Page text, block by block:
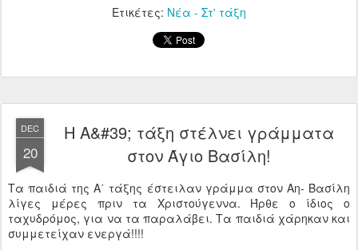
Ετικέτες: Νέα - Στ' τάξη
DEC
20
Η Α&#39; τάξη στέλνει γράμματα
στον Άγιο Βασίλη!
Τα παιδιά της Α΄ τάξης έστειλαν γράμμα στον Αη- Βασίλη
λίγες μέρες πριν τα Χριστούγεννα. Ήρθε ο ίδιος ο
ταχυδρόμος, για να τα παραλάβει. Τα παιδιά χάρηκαν και
συμμετείχαν ενεργά!!!!